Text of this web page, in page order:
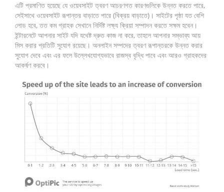
এটি প্রমাণিত হয়েছে যে ওয়েবসাইট ত্বরণ আচরণগত কারণগুলিকে উন্নত করতে পারে,
সেইসাথে ওয়েবসাইট রূপান্তর বাড়াতে পারে (বিক্রয় বাড়াতে)। সাইটের পৃষ্ঠা যত বেশি
লোড হবে, তত কম গ্রাহক সেখানে নির্দিষ্ট লক্ষ্য ক্রিয়া সম্পাদন করতে সক্ষম হবেন।
ইন্টারনেটে আপনার সাইট যদি যথেষ্ট দ্রুত কাজ না করে, তাহলে আপনার সম্ভাব্য আয়
মিস করার প্রতিটি সুযোগ রয়েছে। অনলাইন সম্পদের ত্বরণ রূপান্তরকে উন্নত করার
সুযোগ দেবে এবং এর ফলে উল্লেখযোগ্যভাবে রাজস্ব বৃদ্ধি পাবে এবং আরও গ্রাহকদের
আকর্ষণ করবে।